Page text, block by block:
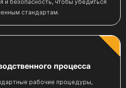
и безопасность, чтобы убедиться
стандартам.
процесса
рабочие процедуры,